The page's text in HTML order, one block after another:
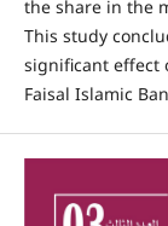
the share in the
This study
significant effect
Faisal Islamic